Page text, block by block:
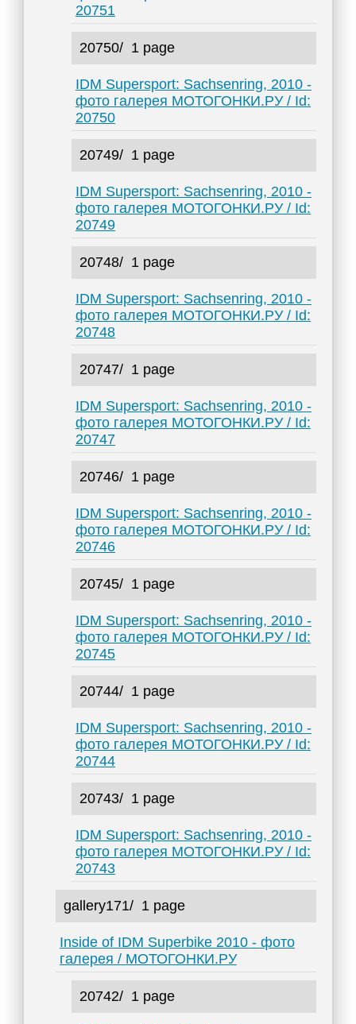
20751
20750/ 1 page
IDM Supersport: Sachsenring, 2010 -
фото галерея МОТОГОНКИ.РУ / Id:
20750
20749/ 1 page
IDM Supersport: Sachsenring, 2010 -
фото галерея МОТОГОНКИ.РУ / Id:
20749
20748/ 1 page
IDM Supersport: Sachsenring, 2010 -
фото галерея МОТОГОНКИ.РУ / Id:
20748
20747/ 1 page
IDM Supersport: Sachsenring, 2010 -
фото галерея МОТОГОНКИ.РУ / Id:
20747
20746/ 1 page
IDM Supersport: Sachsenring, 2010 -
фото галерея МОТОГОНКИ.РУ / Id:
20746
20745/ 1 page
IDM Supersport: Sachsenring, 2010 -
фото галерея МОТОГОНКИ.РУ / Id:
20745
20744/ 1 page
IDM Supersport: Sachsenring, 2010 -
фото галерея МОТОГОНКИ.РУ / Id:
20744
20743/ 1 page
IDM Supersport: Sachsenring, 2010 -
фото галерея МОТОГОНКИ.РУ / Id:
20743
gallery171/ 1 page
Inside of IDM Superbike 2010 - фото
галерея / МОТОГОНКИ.РУ
20742/ 1 page